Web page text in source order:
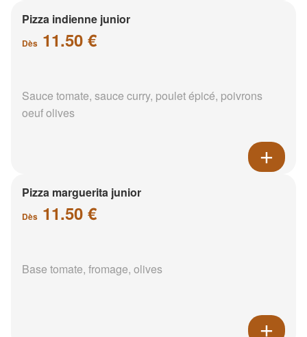
Pizza indienne junior
Dès 11.50 €
Sauce tomate, sauce curry, poulet épicé, poivrons
oeuf olives
Pizza marguerita junior
Dès 11.50 €
Base tomate, fromage, olives